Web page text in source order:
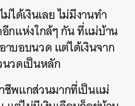
ได้เงินเลย ไม่มีงานทำ
กแห่งใกล้ๆ กัน ที่แม่บ้าน
าบอบนวด แต่ได้เงินจาก
วดเป็นหลัก
ชีพแกส่วนมากที่เป็นแม่